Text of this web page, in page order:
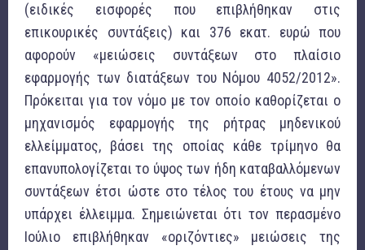
(ειδικές εισφορές που επιβλήθηκαν στις
επικουρικές συντάξεις) και 376 εκατ. ευρώ που
αφορούν «μειώσεις συντάξεων στο πλαίσιο
εφαρμογής των διατάξεων του Νόμου 4052/2012».
Πρόκειται για τον νόμο με τον οποίο καθορίζεται ο
μηχανισμός εφαρμογής της ρήτρας μηδενικού
ελλείμματος, βάσει της οποίας κάθε τρίμηνο θα
επανυπολογίζεται το ύψος των ήδη καταβαλλόμενων
συντάξεων έτσι ώστε στο τέλος του έτους να μην
υπάρχει έλλειμμα. Σημειώνεται ότι τον περασμένο
Ιούλιο επιβλήθηκαν «οριζόντιες» μειώσεις της